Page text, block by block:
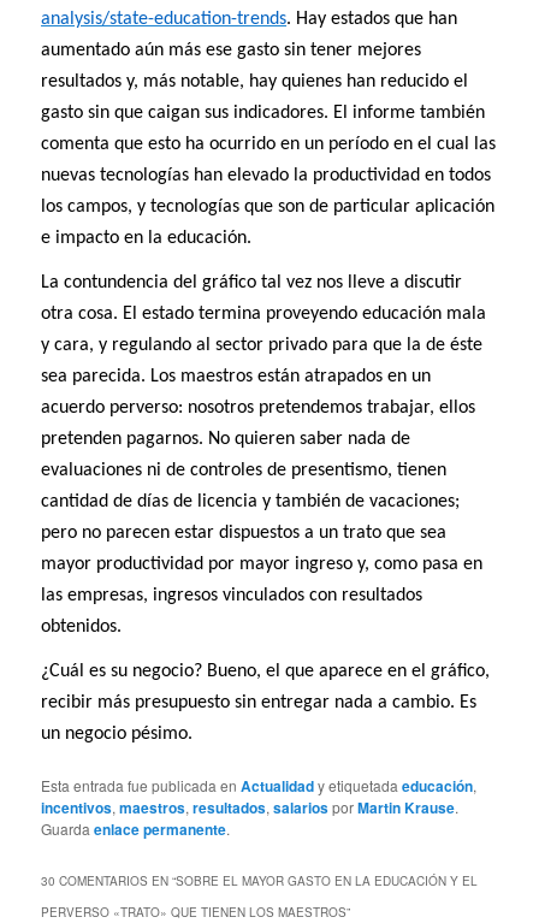
analysis/state-education-trends. Hay estados que han
aumentado aún más ese gasto sin tener mejores
resultados y, más notable, hay quienes han reducido el
gasto sin que caigan sus indicadores. El informe también
comenta que esto ha ocurrido en un período en el cual las
nuevas tecnologías han elevado la productividad en todos
los campos, y tecnologías que son de particular aplicación
e impacto en la educación.
La contundencia del gráfico tal vez nos lleve a discutir
otra cosa. El estado termina proveyendo educación mala
y cara, y regulando al sector privado para que la de éste
sea parecida. Los maestros están atrapados en un
acuerdo perverso: nosotros pretendemos trabajar, ellos
pretenden pagarnos. No quieren saber nada de
evaluaciones ni de controles de presentismo, tienen
cantidad de días de licencia y también de vacaciones;
pero no parecen estar dispuestos a un trato que sea
mayor productividad por mayor ingreso y, como pasa en
las empresas, ingresos vinculados con resultados
obtenidos.
¿Cuál es su negocio? Bueno, el que aparece en el gráfico,
recibir más presupuesto sin entregar nada a cambio. Es
un negocio pésimo.
Esta entrada fue publicada enActualidady etiquetadaeducación,
incentivos,maestros,resultados,salariosporMartin Krause.
Guardaenlace permanente.
30 COMENTARIOS EN “SOBRE EL MAYOR GASTO EN LA EDUCACIÓN Y EL
PERVERSO «TRATO» QUE TIENEN LOS MAESTROS”